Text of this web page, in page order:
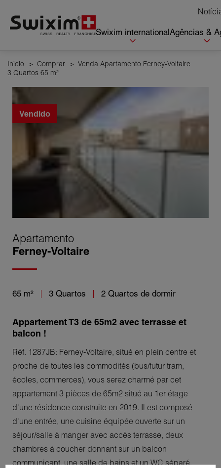
Swixim internationalAgências &
Início > Comprar > Venda Apartamento Ferney-Voltaire
3 Quartos 65 m²
Vendido
Apartamento
Ferney-Voltaire
65 m² 3 Quartos 2 Quartos de dormir
Appartement T3 de 65m2 avec terrasse et
balcon !
Réf. 1287JB: Ferney-Voltaire, situé en plein centre et
proche de toutes les commodités (bus/futur tram,
écoles, commerces), vous serez charmé par cet
appartement 3 pièces de 65m2 situé au 1er étage
d'une résidence construite en 2019. Il est composé
d'une entrée, une cuisine équipée ouverte sur un
séjour/salle à manger avec accès terrasse, deux
chambres à coucher donnant sur un balcon
communicant, une salle de bains et un WC séparé.